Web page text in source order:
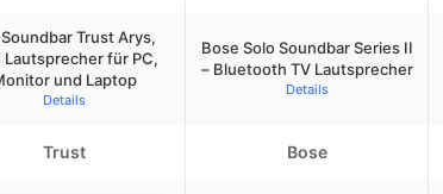
Trust Arys,
Lautsprecher für PC,
und Laptop
Details
Bose Solo Soundbar Series II
– Bluetooth TV Lautsprecher
Details
Trust Bose